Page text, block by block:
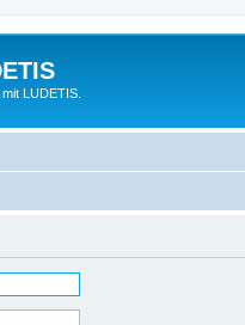
LUDETIS.